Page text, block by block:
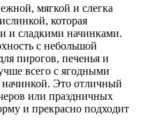
мягкой и слегка
которая
и сладкими начинками.
с небольшой
пирогов, печенья и
всего с ягодными
Это отличный
или праздничных
и прекрасно подходит